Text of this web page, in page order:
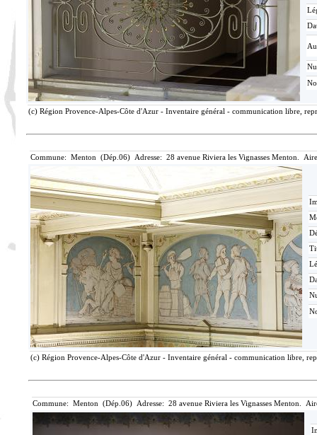
(c) Région Provence-Alpes-Côte d'Azur - Inventaire général - communication libre,
Commune: Menton (Dép.06) Adresse: 28 avenue Riviera les Vignasses Menton.
(c) Région Provence-Alpes-Côte d'Azur - Inventaire général - communication libre,
Commune: Menton (Dép.06) Adresse: 28 avenue Riviera les Vignasses Menton.